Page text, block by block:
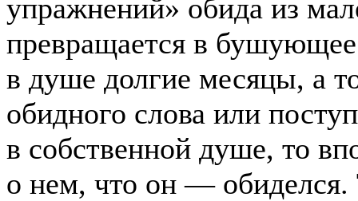
упражнений» обида из
превращается в
в душе долгие месяцы, а
обидного слова или
в собственной душе, то
о нем, что он —